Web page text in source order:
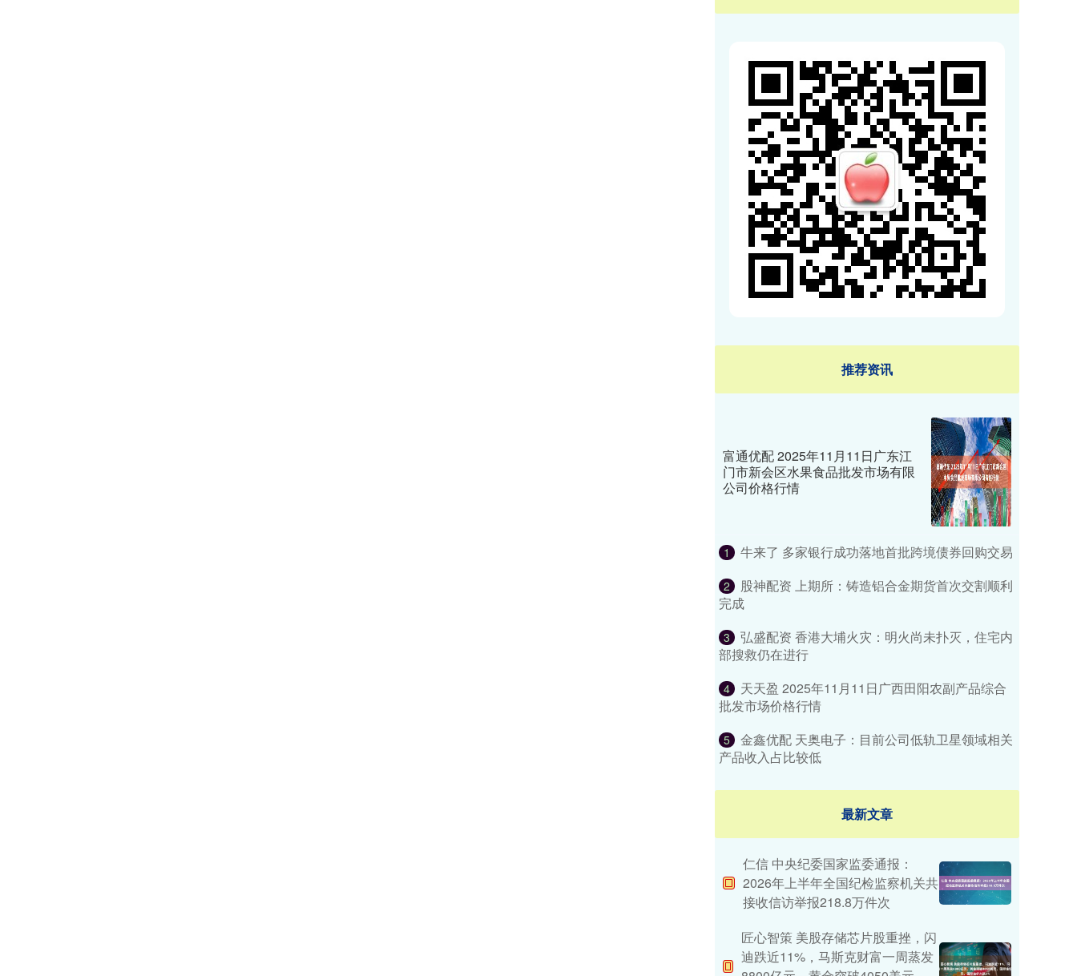
推荐资讯
富通优配 2025年11月11日广东江
门市新会区水果食品批发市场有限
公司价格行情
1 牛来了 多家银行成功落地首批跨境债券回购交易
2
股神配资 上期所：铸造铝合金期货首次交割顺利
完成
3
弘盛配资 香港大埔火灾：明火尚未扑灭，住宅内
部搜救仍在进行
4
天天盈 2025年11月11日广西田阳农副产品综合
批发市场价格行情
5
金鑫优配 天奥电子：目前公司低轨卫星领域相关
产品收入占比较低
最新文章
仁信 中央纪委国家监委通报：
2026年上半年全国纪检监察机关共
接收信访举报218.8万件次
匠心智策 美股存储芯片股重挫，闪
迪跌近11%，马斯克财富一周蒸发